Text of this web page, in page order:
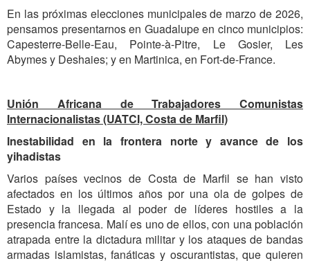
En las próximas elecciones municipales de marzo de 2026,
pensamos presentarnos en Guadalupe en cinco municipios:
Capesterre-Belle-Eau, Pointe-à-Pitre, Le Gosier, Les
Abymes y Deshaies; y en Martinica, en Fort-de-France.
Unión Africana de Trabajadores Comunistas
Internacionalistas (UATCI, Costa de Marfil)
Inestabilidad en la frontera norte y avance de los
yihadistas
Varios países vecinos de Costa de Marfil se han visto
afectados en los últimos años por una ola de golpes de
Estado y la llegada al poder de líderes hostiles a la
presencia francesa. Malí es uno de ellos, con una población
atrapada entre la dictadura militar y los ataques de bandas
armadas islamistas, fanáticas y oscurantistas, que quieren